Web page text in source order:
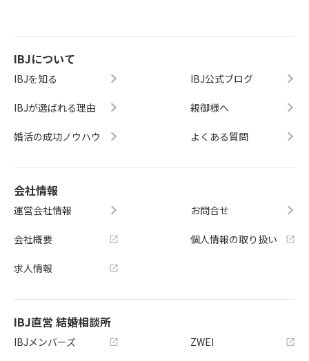
IBJについて
IBJを知る
IBJが選ばれる理由
婚活の成功ノウハウ
IBJ公式ブログ
親御様へ
よくある質問
会社情報
運営会社情報
会社概要
求人情報
お問合せ
個人情報の取り扱い
IBJ直営 結婚相談所
IBJメンバーズ ZWEI